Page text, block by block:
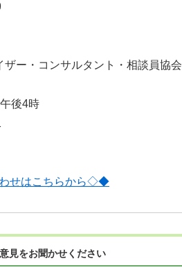
ー・コンサルタント・相談員協会
後4時
せはこちらから◇◆
見をお聞かせください